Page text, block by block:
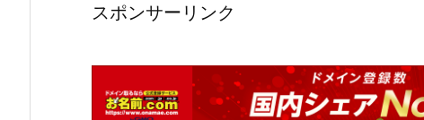
スポンサーリンク